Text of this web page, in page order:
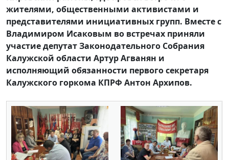
жителями, общественными активистами и
представителями инициативных групп. Вместе с
Владимиром Исаковым во встречах приняли
участие депутат Законодательного Собрания
Калужской области Артур Агванян и
исполняющий обязанности первого секретаря
Калужского горкома КПРФ Антон Архипов.